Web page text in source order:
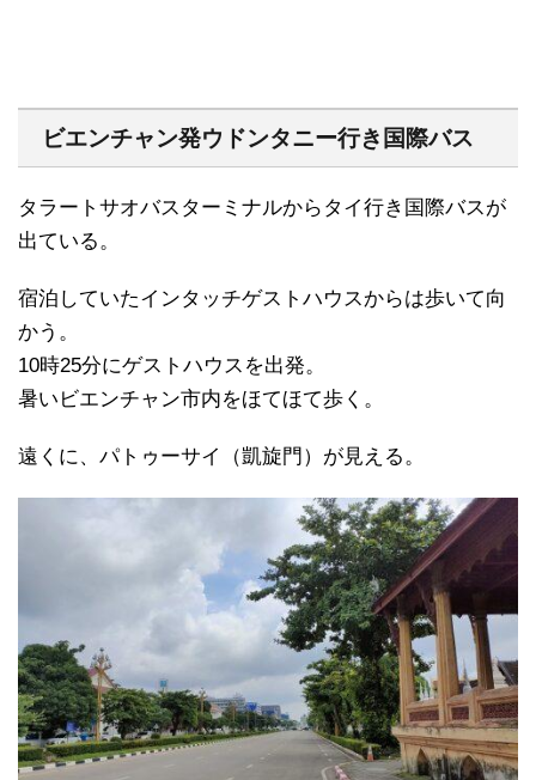
ビエンチャン発ウドンタニー行き国際バス
タラートサオバスターミナルからタイ行き国際バスが
出ている。
宿泊していたインタッチゲストハウスからは歩いて向
かう。
10時25分にゲストハウスを出発。
暑いビエンチャン市内をほてほて歩く。
遠くに、パトゥーサイ（凱旋門）が見える。